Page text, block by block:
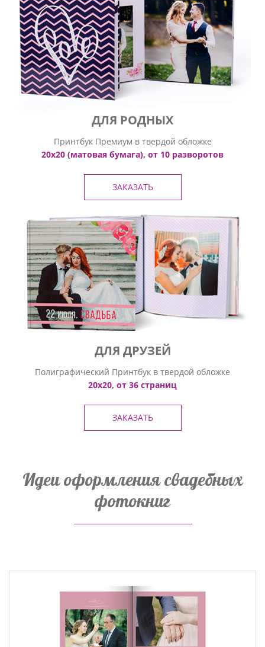
ДЛЯ РОДНЫХ
Принтбук Премиум в твердой обложке
20х20 (матовая бумага), от 10 разворотов
ЗАКАЗАТЬ
ДЛЯ ДРУЗЕЙ
Полиграфический Принтбук в твердой обложке
20х20, от 36 страниц
ЗАКАЗАТЬ
Идеи оформления свадебных
фотокниг